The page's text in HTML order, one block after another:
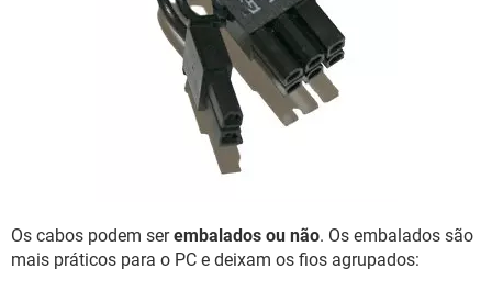
Os cabos podem serembalados ou não. Os embalados são
mais práticos para o PC e deixam os fios agrupados: